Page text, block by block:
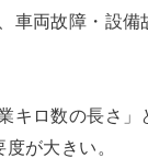
車両故障・設備
キロ数の長さ」
が大きい。